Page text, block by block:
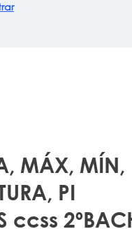
MÁX, MÍN,
PI
ccss